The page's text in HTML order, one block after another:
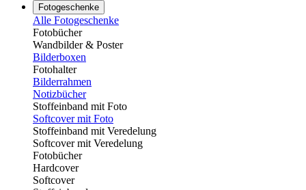
Fotogeschenke
Alle Fotogeschenke
Fotobücher
Wandbilder & Poster
Bilderboxen
Fotohalter
Bilderrahmen
Notizbücher
Stoffeinband mit Foto
Softcover mit Foto
Stoffeinband mit Veredelung
Softcover mit Veredelung
Fotobücher
Hardcover
Softcover